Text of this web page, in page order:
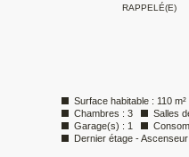
Surface habitable : 110 m²
Chambres : 3
Salles
Garage(s) : 1
Dernier étage - Ascenseur
RAPPELÉ(E)